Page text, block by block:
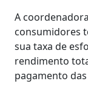
A
consumidores
sua taxa de
rendimento
pagamento